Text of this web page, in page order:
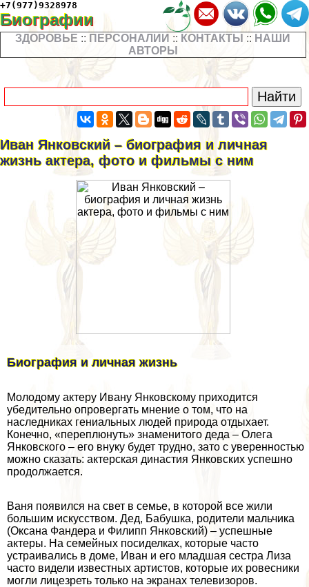
+7(977)9328978
Биографии
ЗДОРОВЬЕ :: ПЕРСОНАЛИИ :: КОНТАКТЫ :: НАШИ
АВТОРЫ
Иван Янковский – биография и личная
жизнь актера, фото и фильмы с ним
Биография и личная жизнь
Молодому актеру Ивану Янковскому приходится
убедительно опровергать мнение о том, что на
наследниках гениальных людей природа отдыхает.
Конечно, «переплюнуть» знаменитого деда – Олега
Янковского – его внуку будет трудно, зато с уверенностью
можно сказать: актерская династия Янковских успешно
продолжается.
Ваня появился на свет в семье, в которой все жили
большим искусством. Дед, Бабушка, родители мальчика
(Оксана Фандера и Филипп Янковский) – успешные
актеры. На семейных посиделках, которые часто
устраивались в доме, Иван и его младшая сестра Лиза
часто видели известных артистов, которые их ровесники
могли лицезреть только на экранах телевизоров.